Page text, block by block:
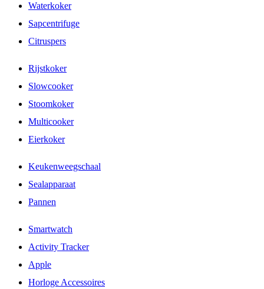
Waterkoker
Sapcentrifuge
Citruspers
Rijstkoker
Slowcooker
Stoomkoker
Multicooker
Eierkoker
Keukenweegschaal
Sealapparaat
Pannen
Smartwatch
Activity Tracker
Apple
Horloge Accessoires